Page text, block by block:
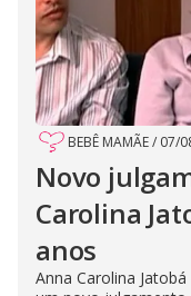
BEBÊ MAMÃE/ 07/
Novo
Carolina
anos
Anna Carolina